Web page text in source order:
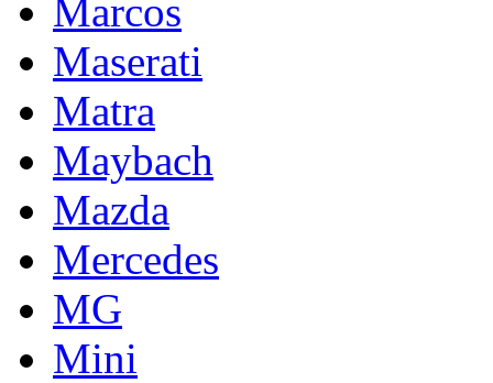
Marcos
Maserati
Matra
Maybach
Mazda
Mercedes
MG
Mini